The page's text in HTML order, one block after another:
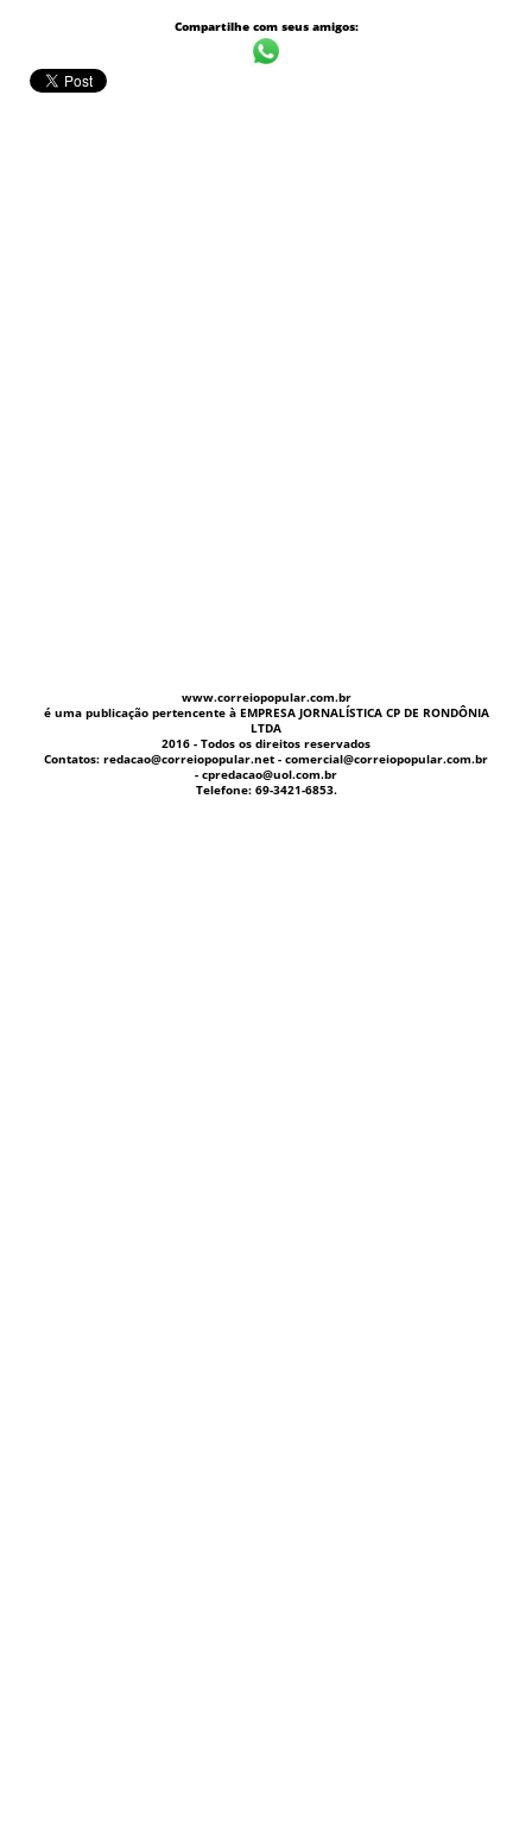
Compartilhe com seus amigos:
www.correiopopular.com.br
é uma publicação pertencente à EMPRESA JORNALÍSTICA CP DE RONDÔNIA
LTDA
2016 - Todos os direitos reservados
Contatos: redacao@correiopopular.net - comercial@correiopopular.com.br
- cpredacao@uol.com.br
Telefone: 69-3421-6853.